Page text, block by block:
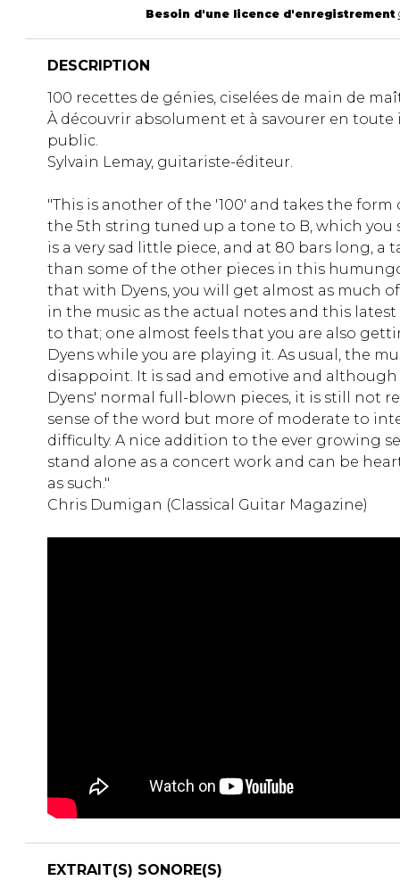
Besoin d'une licence d'enregistrement
DESCRIPTION
100 recettes de génies, ciselées de main de
À découvrir absolument et à savourer en
public.
Sylvain Lemay, guitariste-éditeur.
"This is another of the '100' and takes the form
the 5th string tuned up a tone to B, which you
is a very sad little piece, and at 80 bars long, a
than some of the other pieces in this
that with Dyens, you will get almost as much
in the music as the actual notes and this
to that; one almost feels that you are also
Dyens while you are playing it. As usual, the
disappoint. It is sad and emotive and
Dyens' normal full-blown pieces, it is still not
sense of the word but more of moderate to
difficulty. A nice addition to the ever growing
stand alone as a concert work and can be
as such."
Chris Dumigan (Classical Guitar Magazine)
EXTRAIT(S) SONORE(S)